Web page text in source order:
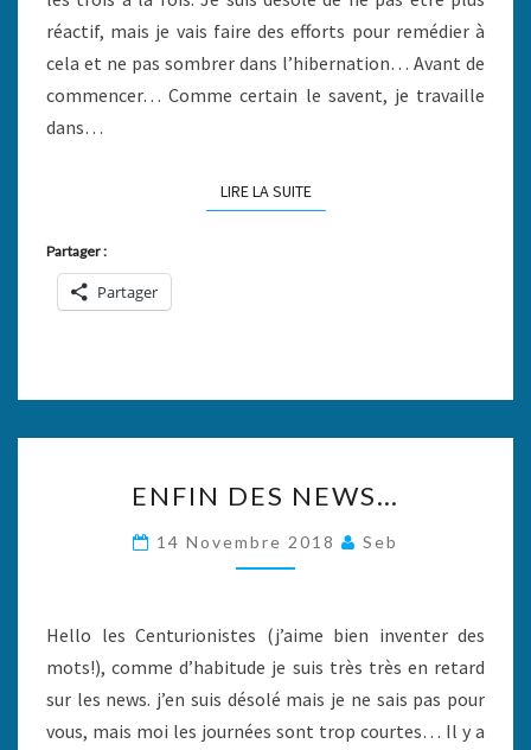
réactif, mais je vais faire des efforts pour remédier à
cela et ne pas sombrer dans l’hibernation… Avant de
commencer… Comme certain le savent, je travaille
dans…
LIRE LA SUITELIRE LA SUITE
Partager :
Partager
DES
NEWS…
ENFIN DES NEWS…
14 Novembre 2018 Seb
Hello les Centurionistes (j’aime bien inventer des
mots!), comme d’habitude je suis très très en retard
sur les news. j’en suis désolé mais je ne sais pas pour
vous, mais moi les journées sont trop courtes… Il y a